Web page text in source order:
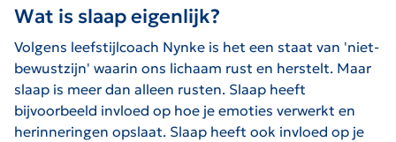
Wat is slaap eigenlijk?
Volgens leefstijlcoach Nynke is het een staat van 'niet-
bewustzijn' waarin ons lichaam rust en herstelt. Maar
slaap is meer dan alleen rusten. Slaap heeft
bijvoorbeeld invloed op hoe je emoties verwerkt en
herinneringen opslaat. Slaap heeft ook invloed op je